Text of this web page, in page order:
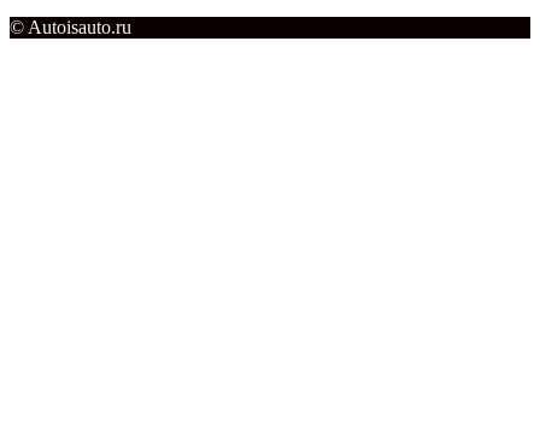
© Autoisauto.ru